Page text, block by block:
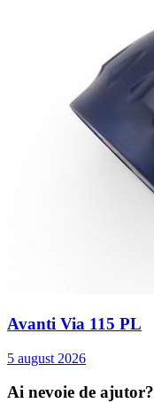
Avanti Via 115 PL
5 august 2026
Ai nevoie de ajutor?